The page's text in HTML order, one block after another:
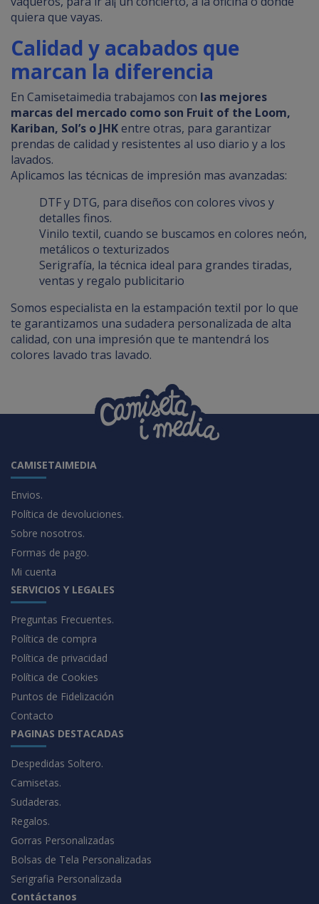
quiera que vayas.
Calidad y acabados que
marcan la diferencia
En Camisetaimedia trabajamos con las mejores
marcas del mercado como son Fruit of the Loom,
Kariban, Sol’s o JHKentre otras, para garantizar
prendas de calidad y resistentes al uso diario y a los
lavados.
Aplicamos las técnicas de impresión mas avanzadas:
DTF y DTG, para diseños con colores vivos y
detalles finos.
Vinilo textil, cuando se buscamos en colores neón,
metálicos o texturizados
Serigrafía, la técnica ideal para grandes tiradas,
ventas y regalo publicitario
Somos especialista en la estampación textil por lo que
te garantizamos una sudadera personalizada de alta
calidad, con una impresión que te mantendrá los
colores lavado tras lavado.
CAMISETAIMEDIA
Envios.
Política de devoluciones.
Sobre nosotros.
Formas de pago.
Mi cuenta
SERVICIOS Y LEGALES
Preguntas Frecuentes.
Política de compra
Política de privacidad
Política de Cookies
Puntos de Fidelización
Contacto
PAGINAS DESTACADAS
Despedidas Soltero.
Camisetas.
Sudaderas.
Regalos.
Gorras Personalizadas
Bolsas de Tela Personalizadas
Serigrafia Personalizada
Contáctanos